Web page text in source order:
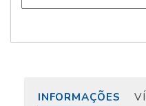
INFORMAÇÕES